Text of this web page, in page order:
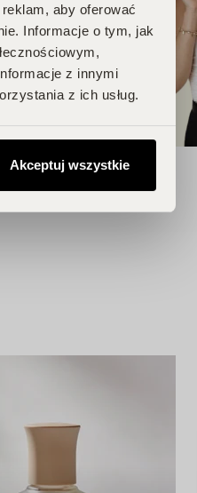
aby oferować
Informacje o tym, jak
z innymi
z ich usług.
Akceptuj wszystkie